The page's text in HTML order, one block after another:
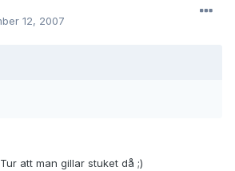
12, 2007
att man gillar stuket då ;)